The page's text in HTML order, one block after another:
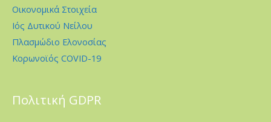
Οικονομικά Στοιχεία
Ιός Δυτικού Νείλου
Πλασμώδιο Ελονοσίας
Κορωνοϊός COVID-19
Πολιτική GDPR